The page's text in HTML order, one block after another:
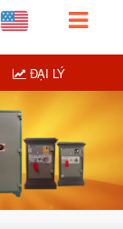
ĐẠI LÝ